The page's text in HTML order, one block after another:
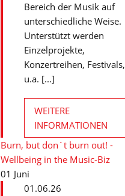
Bereich der Musik auf
unterschiedliche Weise.
Unterstützt werden
Einzelprojekte,
Konzertreihen, Festivals,
u.a. [...]
WEITERE
INFORMATIONEN
Burn, but don´t burn out! -
Wellbeing in the Music-Biz
01 Juni
01.06.26